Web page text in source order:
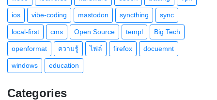
ios vibe-coding mastodon syncthing sync
local-first cms Open Source templ Big Tech
openformat ความรู้ ไฟล์ firefox docuemnt
windows education
Categories